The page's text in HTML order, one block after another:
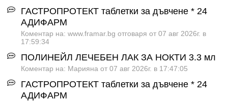
ГАСТРОПРОТЕКТ таблетки за дъвчене * 24
АДИФАРМ
Коментар на: www.framar.bg отговаря от 07 авг 2026г. в
17:59:34
ПОЛИНЕЙЛ ЛЕЧЕБЕН ЛАК ЗА НОКТИ 3.3 мл
Коментар на: Марияна от 07 авг 2026г. в 17:47:05
ГАСТРОПРОТЕКТ таблетки за дъвчене * 24
АДИФАРМ